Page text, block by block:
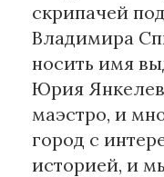
скрипачей
Владимира
носить имя
Юрия
маэстро, и
город с
историей, и